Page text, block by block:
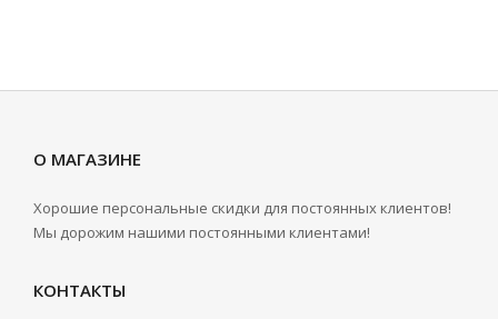
О МАГАЗИНЕ
Хорошие персональные скидки для постоянных клиентов!
Мы дорожим нашими постоянными клиентами!
КОНТАКТЫ